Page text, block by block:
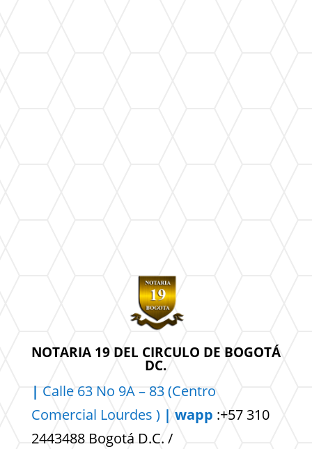
NOTARIA 19 DEL CIRCULO DE BOGOTÁ
DC.
| Calle 63 No 9A – 83 (Centro
Comercial Lourdes ) | wapp :+57 310
2443488 Bogotá D.C. /